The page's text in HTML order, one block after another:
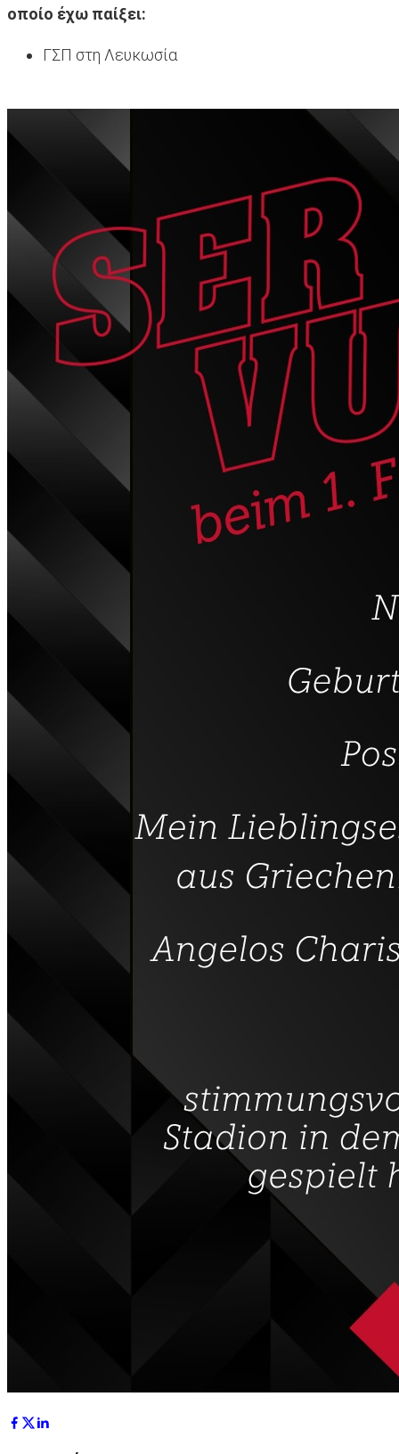
οποίο έχω παίξει:
ΓΣΠ στη Λευκωσία